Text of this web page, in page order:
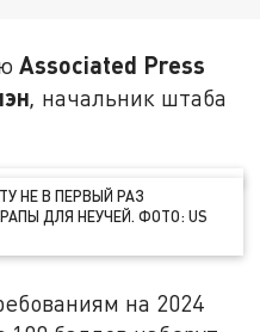
Associated Press
, начальник штаба
НЕ В ПЕРВЫЙ РАЗ
ДЛЯ НЕУЧЕЙ. ФОТО: US
на 2024